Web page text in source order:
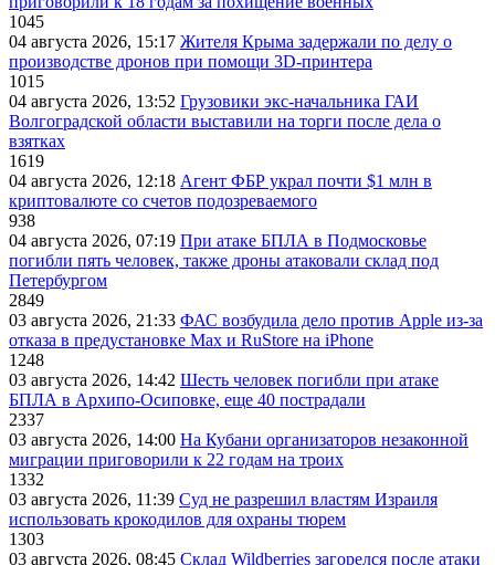
1045
04 августа 2026, 15:17 Жителя Крыма задержали по делу о
производстве дронов при помощи 3D‑принтера
1015
04 августа 2026, 13:52 Грузовики экс-начальника ГАИ
Волгоградской области выставили на торги после дела о
взятках
1619
04 августа 2026, 12:18 Агент ФБР украл почти $1 млн в
криптовалюте со счетов подозреваемого
938
04 августа 2026, 07:19 При атаке БПЛА в Подмосковье
погибли пять человек, также дроны атаковали склад под
Петербургом
2849
03 августа 2026, 21:33 ФАС возбудила дело против Apple из-за
отказа в предустановке Max и RuStore на iPhone
1248
03 августа 2026, 14:42 Шесть человек погибли при атаке
БПЛА в Архипо-Осиповке, еще 40 пострадали
2337
03 августа 2026, 14:00 На Кубани организаторов незаконной
миграции приговорили к 22 годам на троих
1332
03 августа 2026, 11:39 Суд не разрешил властям Израиля
использовать крокодилов для охраны тюрем
1303
03 августа 2026, 08:45 Склад Wildberries загорелся после атаки